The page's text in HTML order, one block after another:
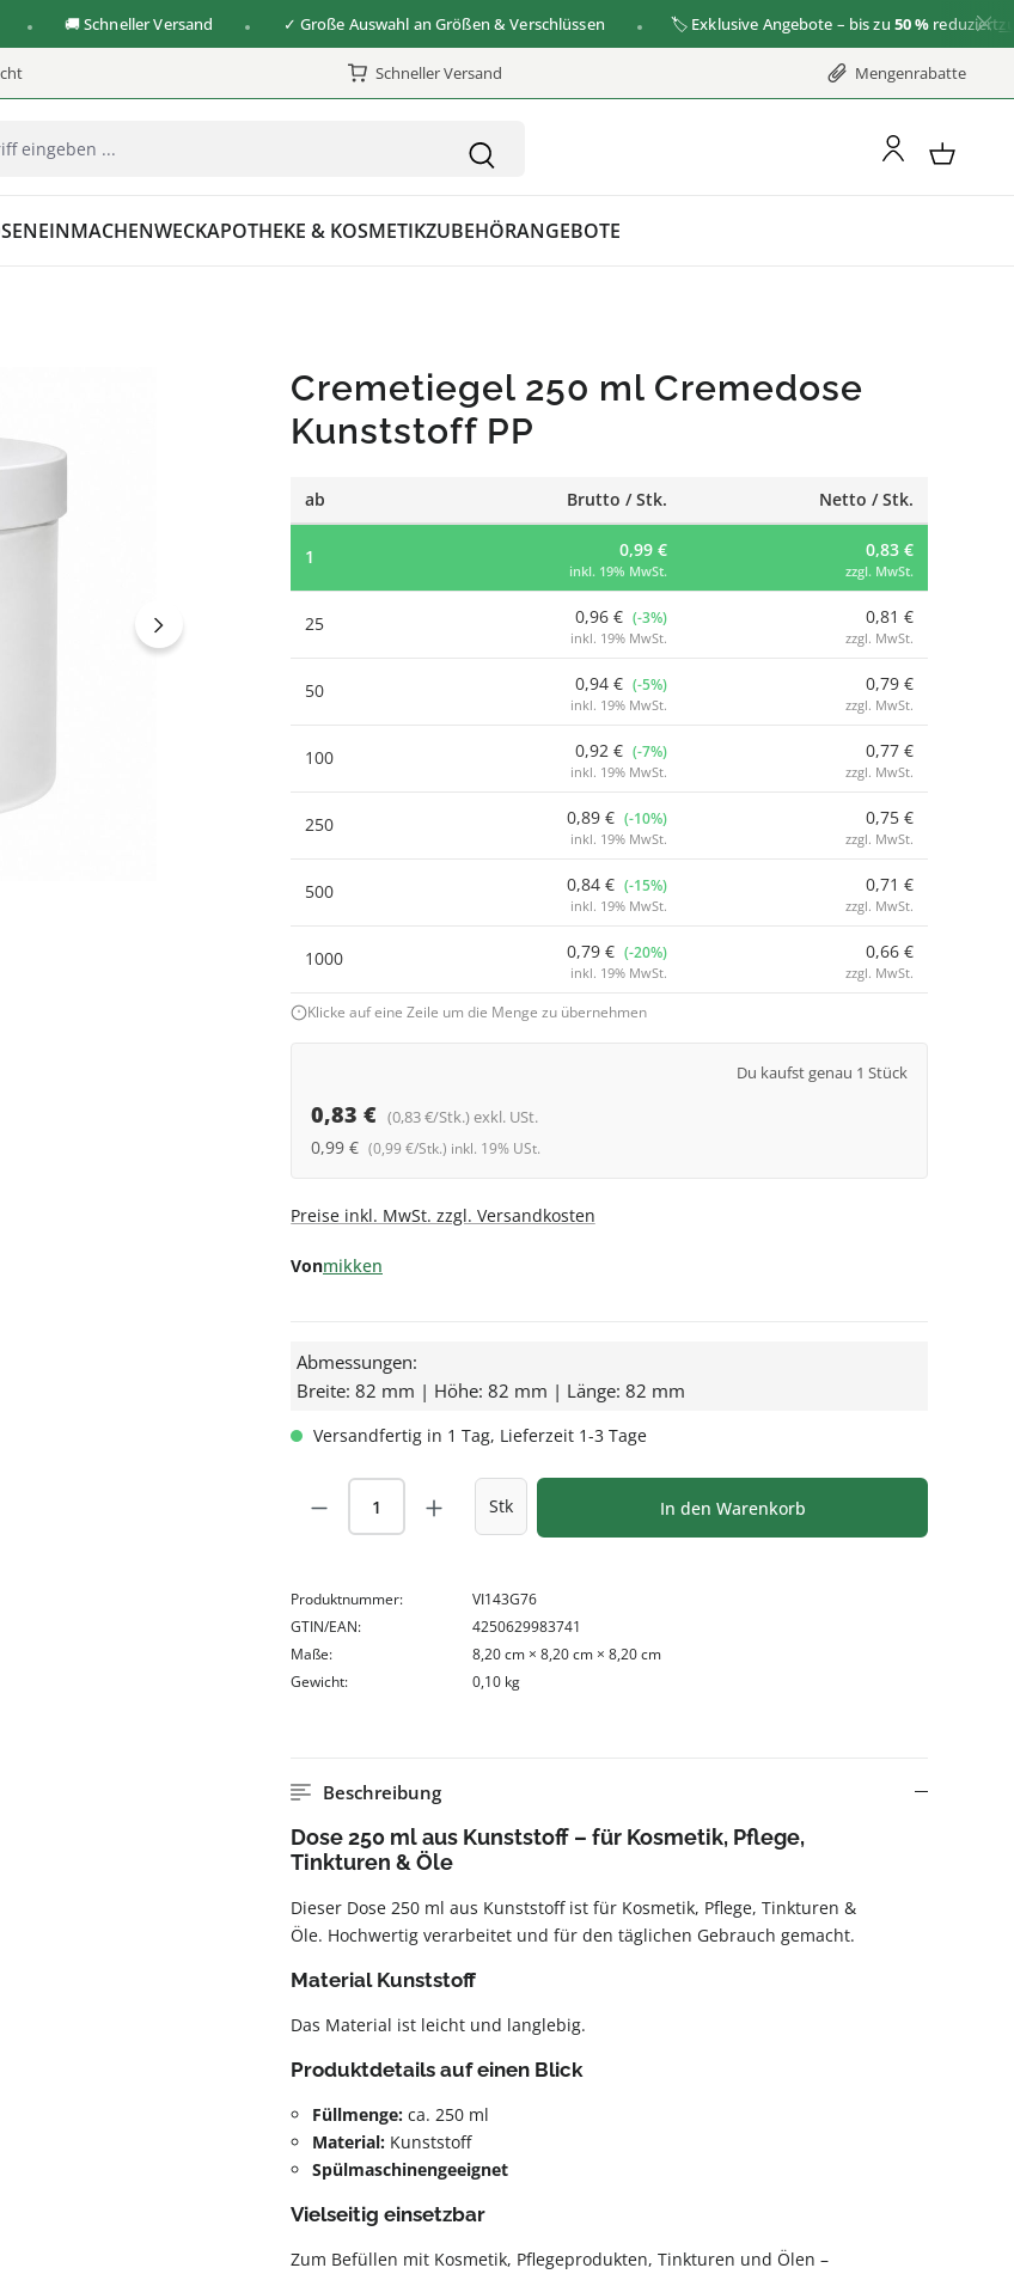
🚚 Schneller Versand ✓ Große Auswahl an Größen & Verschlüssen 🏷️ Exklusive Angebote – bis zu50 % reduziertzu
Schneller Versand Mengenrabatte
EINMACHENWECKAPOTHEKE & KOSMETIKZUBEHÖRANGEBOTE
Cremetiegel 250 ml Cremedose
Kunststoff PP
ab Brutto / Stk. Netto / Stk.
1 0,99 €
inkl. 19% MwSt.
0,83 €
zzgl. MwSt.
25 0,96 € (-3%)
inkl. 19% MwSt.
0,81 €
zzgl. MwSt.
50 0,94 € (-5%)
inkl. 19% MwSt.
0,79 €
zzgl. MwSt.
100 0,92 € (-7%)
inkl. 19% MwSt.
0,77 €
zzgl. MwSt.
250 0,89 € (-10%)
inkl. 19% MwSt.
0,75 €
zzgl. MwSt.
500 0,84 € (-15%)
inkl. 19% MwSt.
0,71 €
zzgl. MwSt.
1000 0,79 € (-20%)
inkl. 19% MwSt.
0,66 €
zzgl. MwSt.
Klicke auf eine Zeile um die Menge zu übernehmen
Du kaufst genau 1 Stück
0,83 € (0,83 €/Stk.) exkl. USt.
0,99 € (0,99 €/Stk.) inkl. 19% USt.
Preise inkl. MwSt. zzgl. Versandkosten
Vonmikken
Abmessungen:
Breite: 82 mm | Höhe: 82 mm | Länge: 82 mm
Versandfertig in 1 Tag, Lieferzeit 1-3 Tage
Produkt Anzahl: Gib den gewünschten Wert ein
Stk In den Warenkorb
Produktnummer:
VI143G76
GTIN/EAN:
4250629983741
Maße:
8,20 cm × 8,20 cm × 8,20 cm
Gewicht:
0,10 kg
Beschreibung
Dose 250 ml aus Kunststoff – für Kosmetik, Pflege,
Tinkturen & Öle
Dieser Dose 250 ml aus Kunststoff ist für Kosmetik, Pflege, Tinkturen &
Öle. Hochwertig verarbeitet und für den täglichen Gebrauch gemacht.
Material Kunststoff
Das Material ist leicht und langlebig.
Produktdetails auf einen Blick
Füllmenge: ca. 250 ml
Material: Kunststoff
Spülmaschinengeeignet
Vielseitig einsetzbar
Zum Befüllen mit Kosmetik, Pflegeprodukten, Tinkturen und Ölen –